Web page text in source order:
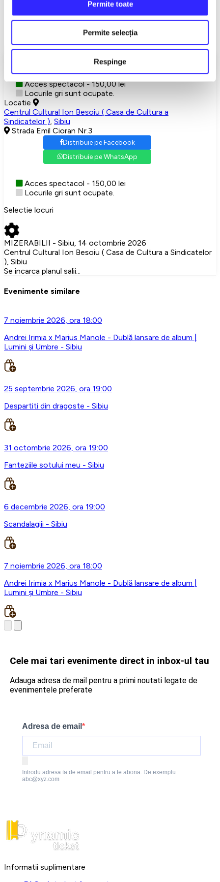
Permite toate
Permite selecția
Respinge
Detalii eveniment
MIZERABILII
Show More
Acces spectacol - 150,00 lei
Locurile gri sunt ocupate.
Locatie
Centrul Cultural Ion Besoiu ( Casa de Cultura a
Sindicatelor ) Sibiu
Strada Emil Cioran Nr.3
Distribuie pe Facebook
Distribuie pe WhatsApp
Acces spectacol - 150,00 lei
Locurile gri sunt ocupate.
Selectie locuri
MIZERABILII - Sibiu, 14 octombrie 2026
Centrul Cultural Ion Besoiu ( Casa de Cultura a Sindicatelor
), Sibiu
Se incarca planul salii...
Evenimente similare
7 noiembrie 2026, ora 18:00
Andrei Irimia x Marius Manole - Dublă lansare de album |
Lumini și Umbre - Sibiu
25 septembrie 2026, ora 19:00
Despartiti din dragoste - Sibiu
31 octombrie 2026, ora 19:00
Fanteziile sotului meu - Sibiu
6 decembrie 2026, ora 19:00
Scandalagiii - Sibiu
7 noiembrie 2026, ora 18:00
Andrei Irimia x Marius Manole - Dublă lansare de album |
Lumini și Umbre - Sibiu
Cele mai tari evenimente direct in inbox-ul tau
Adauga adresa de mail pentru a primi noutati legate de
evenimentele preferate
Adresa de email
Introdu adresa ta de email pentru a te abona. De exemplu
abc@xyz.com
Informatii suplimentare